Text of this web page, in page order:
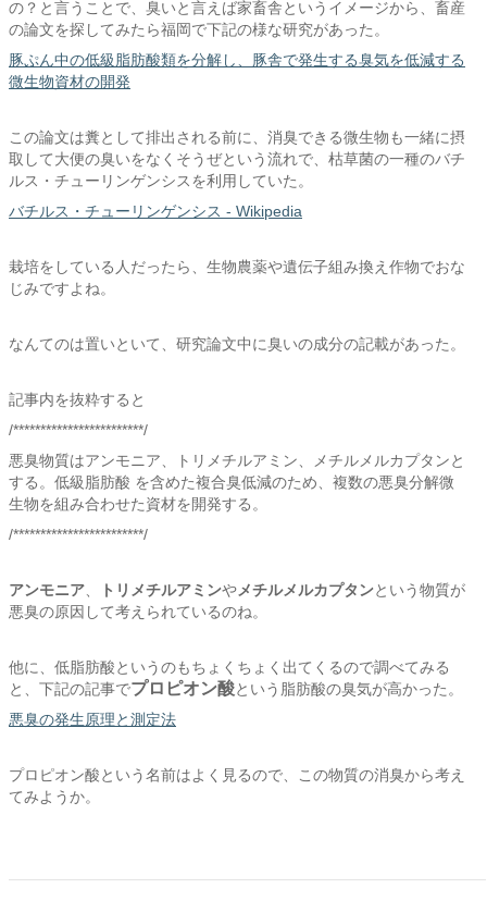
の？と言うことで、臭いと言えば家畜舎というイメージから、畜産
の論文を探してみたら福岡で下記の様な研究があった。
豚ぷん中の低級脂肪酸類を分解し、豚舎で発生する臭気を低減する
微生物資材の開発
この論文は糞として排出される前に、消臭できる微生物も一緒に摂
取して大便の臭いをなくそうぜという流れで、枯草菌の一種のバチ
ルス・チューリンゲンシスを利用していた。
バチルス・チューリンゲンシス - Wikipedia
栽培をしている人だったら、生物農薬や遺伝子組み換え作物でおな
じみですよね。
なんてのは置いといて、研究論文中に臭いの成分の記載があった。
記事内を抜粋すると
/************************/
悪臭物質はアンモニア、トリメチルアミン、メチルメルカプタンと
する。低級脂肪酸 を含めた複合臭低減のため、複数の悪臭分解微
生物を組み合わせた資材を開発する。
/************************/
アンモニア トリメチルアミンやメチルメルカプタンという物質が
悪臭の原因して考えられているのね。
他に、低脂肪酸というのもちょくちょく出てくるので調べてみる
と、下記の記事でプロピオン酸という脂肪酸の臭気が高かった。
悪臭の発生原理と測定法
プロピオン酸という名前はよく見るので、この物質の消臭から考え
てみようか。